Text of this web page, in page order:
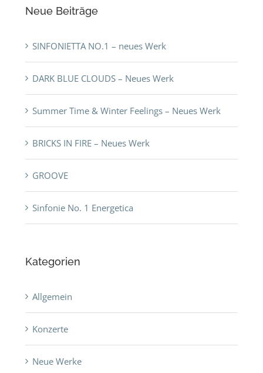
Neue Beiträge
SINFONIETTA NO.1 – neues Werk
DARK BLUE CLOUDS – Neues Werk
Summer Time & Winter Feelings – Neues Werk
BRICKS IN FIRE – Neues Werk
GROOVE
Sinfonie No. 1 Energetica
Kategorien
Allgemein
Konzerte
Neue Werke